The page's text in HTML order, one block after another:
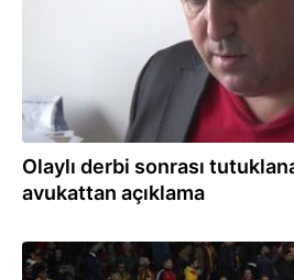
Olaylı derbi sonrası
avukattan açıklama
02.12.2022